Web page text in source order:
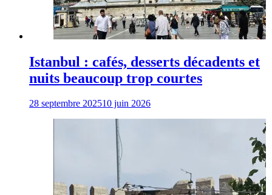
Istanbul : cafés, desserts décadents et
nuits beaucoup trop courtes
28 septembre 202510 juin 2026